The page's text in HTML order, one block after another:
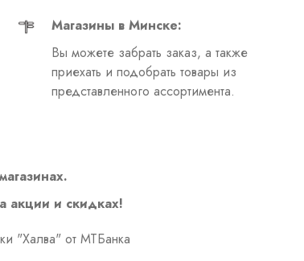
Магазины в Минске:
Вы можете забрать заказ, а также
приехать и подобрать товары из
представленного ассортимента.
акции и скидках!
"Халва" от МТБанка